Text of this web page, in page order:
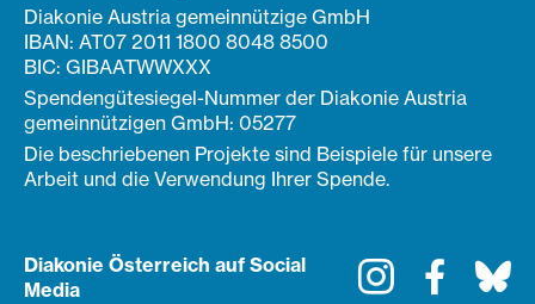
Diakonie Austria gemeinnützige GmbH
IBAN: AT07 2011 1800 8048 8500
BIC: GIBAATWWXXX
Spendengütesiegel-Nummer der Diakonie Austria
gemeinnützigen GmbH: 05277
Die beschriebenen Projekte sind Beispiele für unsere
Arbeit und die Verwendung Ihrer Spende.
Diakonie Österreich auf Social
Media
Instagram